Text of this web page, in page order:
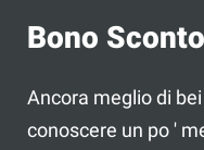
Bono
Ancora meglio di
conoscere un po '